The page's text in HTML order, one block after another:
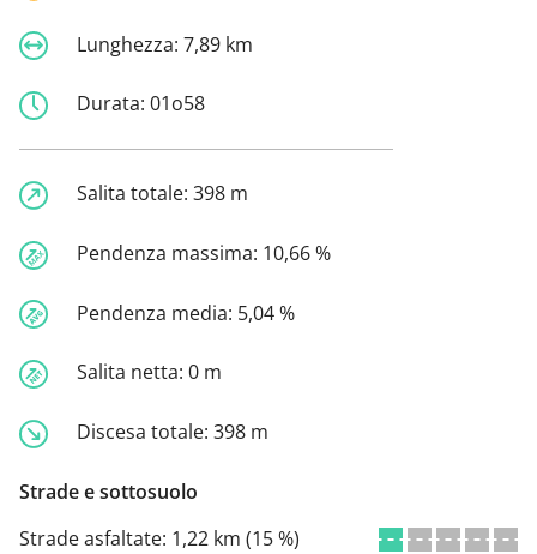
Lunghezza: 7,89 km
Durata: 01o58
Salita totale: 398 m
Pendenza massima: 10,66 %
Pendenza media: 5,04 %
Salita netta: 0 m
Discesa totale: 398 m
Strade e sottosuolo
Strade asfaltate: 1,22 km (15 %)